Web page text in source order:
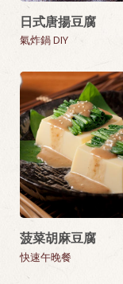
日式唐揚豆腐
氣炸鍋 DIY
菠菜胡麻豆腐
快速午晚餐